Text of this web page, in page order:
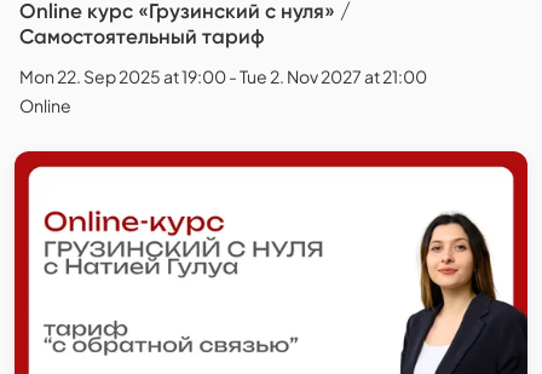
Online курс «Грузинский с нуля» /
Самостоятельный тариф
Mon 22. Sep 2025 at 19:00 - Tue 2. Nov 2027 at 21:00
Online